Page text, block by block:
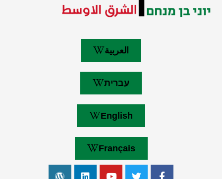
العربية
עברית
English
Français